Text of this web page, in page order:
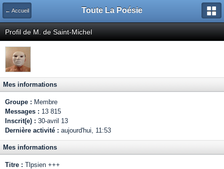
← Accueil Toute La Poésie
Profil de M. de Saint-Michel
Mes informations
Groupe : Membre
Messages : 13 815
Inscrit(e) : 30-avril 13
Dernière activité : aujourd'hui, 11:53
Mes informations
Titre : Tlpsien +++